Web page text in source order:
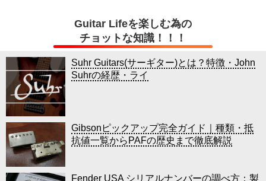
Guitar Lifeを楽しむ為の
チョットな知識！！！
Suhr Guitars(サーギター)とは？特徴・John
Suhrの経歴・ライ
Gibsonピックアップ完全ガイド｜種類・抵
抗値一覧からPAFの歴史まで徹底解説
Fender USA シリアルナンバーの調べ方：製